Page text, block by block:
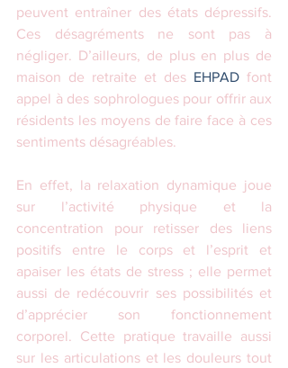
peuvent entraîner des états dépressifs.
Ces désagréments ne sont pas à
négliger. D’ailleurs, de plus en plus de
maison de retraite et des EHPAD font
appel à des sophrologues pour offrir aux
résidents les moyens de faire face à ces
sentiments désagréables.
En effet, la relaxation dynamique joue
sur l’activité physique et la
concentration pour retisser des liens
positifs entre le corps et l’esprit et
apaiser les états de stress ; elle permet
aussi de redécouvrir ses possibilités et
d’apprécier son fonctionnement
corporel. Cette pratique travaille aussi
sur les articulations et les douleurs tout